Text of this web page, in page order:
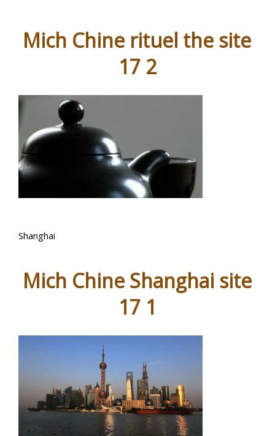
Mich Chine rituel the site
17 2
Shanghai
Mich Chine Shanghai site
17 1